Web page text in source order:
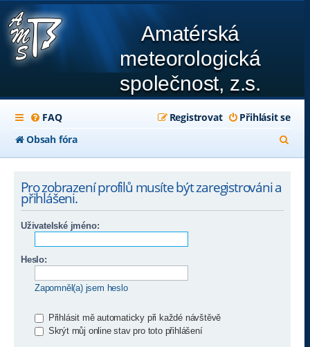
Amatérská
meteorologická
společnost, z.s.
FAQ Přihlásit se
Registrovat
Obsah fóra
l
Pro zobrazení profilů musíte být zaregistrováni a
přihlášeni.
Uživatelské jméno:
Heslo:
Zapomněl(a) jsem heslo
Přihlásit mě automaticky při každé návštěvě
Skrýt můj online stav pro toto přihlášení